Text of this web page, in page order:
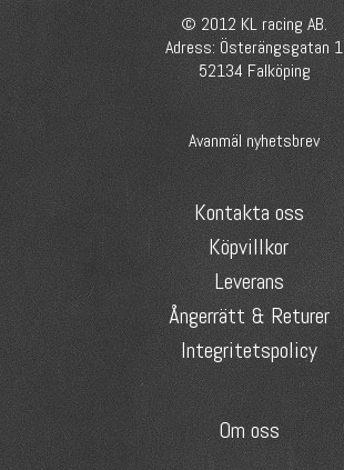
© 2012 KL racing AB.
Adress: Österängsgatan 1
52134 Falköping
Avanmäl nyhetsbrev
Kontakta oss
Köpvillkor
Leverans
Ångerrätt & Returer
Integritetspolicy
Om oss